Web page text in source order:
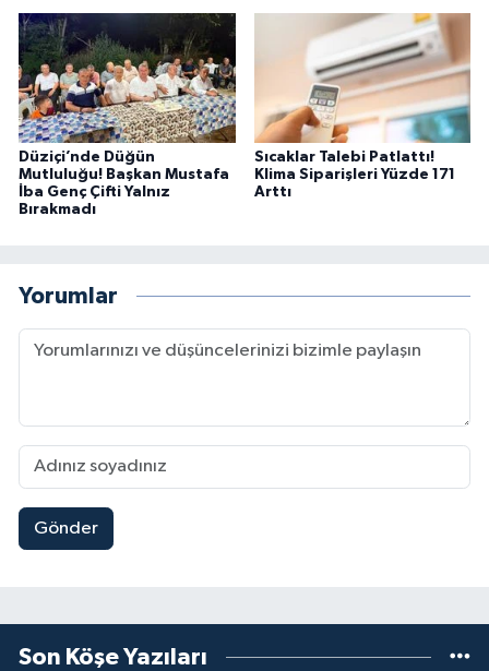
Düziçi’nde Düğün
Mutluluğu! Başkan Mustafa
İba Genç Çifti Yalnız
Bırakmadı
Sıcaklar Talebi Patlattı!
Klima Siparişleri Yüzde 171
Arttı
Yorumlar
Gönder
Son Köşe Yazıları